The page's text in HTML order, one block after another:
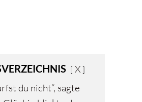
X
du nicht“, sagte